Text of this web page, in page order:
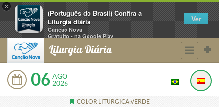
×
(Português do Brasil) Confira a
Liturgia diária
Canção Nova
Gratuito - na Google Play
Ver
Liturgia Diária
06 AGO
2026
COLOR LITÚRGICA:VERDE